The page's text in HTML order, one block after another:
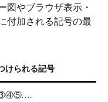
図やブラウザ表示・
付加される記号の最
けられる記号